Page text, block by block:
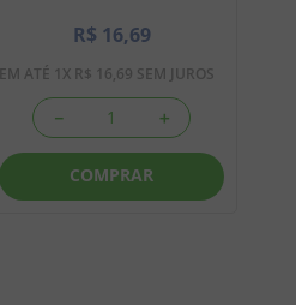
R$ 16,69
EM ATÉ 1 X R$ 16,69 SEM JUROS
＋
－
COMPRAR